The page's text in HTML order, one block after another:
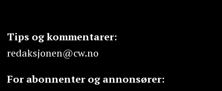
Tips og kommentarer:
redaksjonen@cw.no
For abonnenter og annonsører: